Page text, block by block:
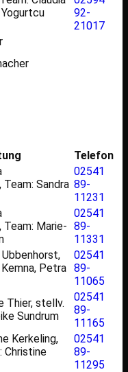
Yogurtcu
92-
21017
Telefon
Team: Sandra
02541
89-
11231
Team: Marie-
02541
89-
11331
Petra
02541
89-
11065
Thier, stellv.
Sundrum
02541
89-
11165
Kerkeling,
Christine
02541
89-
11295